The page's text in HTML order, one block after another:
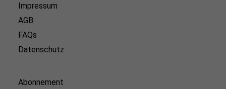
Impressum
AGB
FAQs
Datenschutz
Abonnement